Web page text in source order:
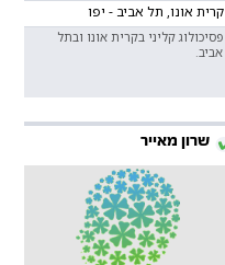
קרית אונו, תל אביב - יפו
פסיכולוג קליני בקרית אונו ובתל
אביב.
שרון מאייר